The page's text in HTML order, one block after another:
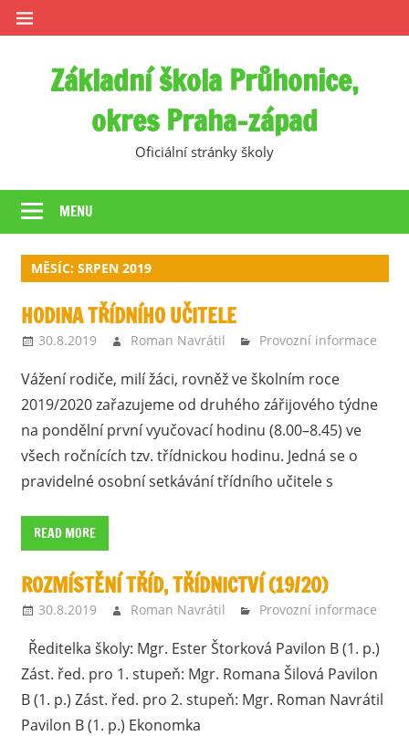
Skip
to
Základní škola Průhonice,
okres Praha-západ
Oficiální stránky školy
MENU
MĚSÍC: SRPEN 2019
HODINA TŘÍDNÍHO UČITELE
30.8.2019 Roman Navrátil Provozní informace
Vážení rodiče, milí žáci, rovněž ve školním roce
2019/2020 zařazujeme od druhého zářijového týdne
na pondělní první vyučovací hodinu (8.00–8.45) ve
všech ročnících tzv. třídnickou hodinu. Jedná se o
pravidelné osobní setkávání třídního učitele s
READ MORE
ROZMÍSTĚNÍ TŘÍD, TŘÍDNICTVÍ (19/20)
30.8.2019 Roman Navrátil Provozní informace
Ředitelka školy: Mgr. Ester Štorková Pavilon B (1. p.)
Zást. řed. pro 1. stupeň: Mgr. Romana Šilová Pavilon
B (1. p.) Zást. řed. pro 2. stupeň: Mgr. Roman Navrátil
Pavilon B (1. p.) Ekonomka